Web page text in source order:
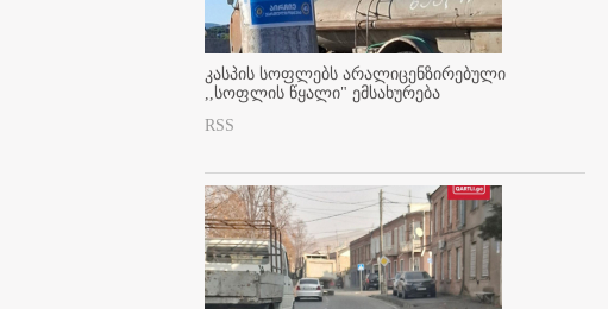
კასპის სოფლებს არალიცენზირებული
,,სოფლის წყალი" ემსახურება
RSS